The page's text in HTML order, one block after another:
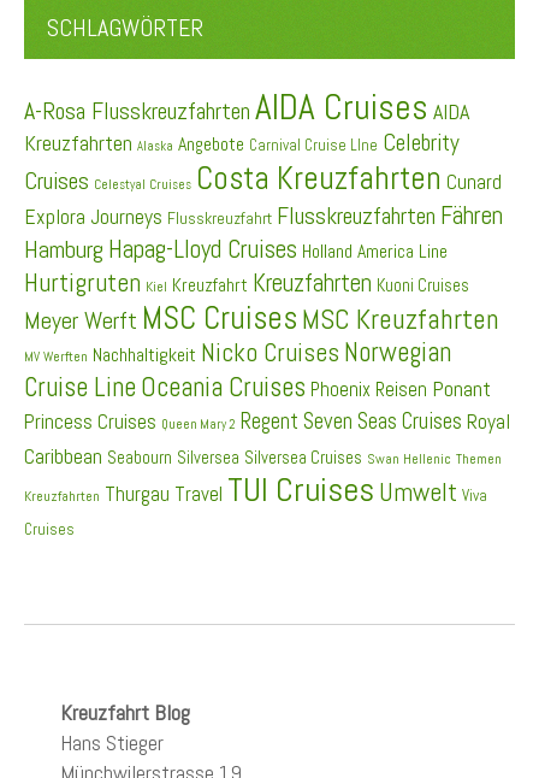
SCHLAGWÖRTER
A-Rosa Flusskreuzfahrten AIDA Cruises AIDA
Kreuzfahrten Alaska Angebote Carnival Cruise LIne Celebrity
Cruises Celestyal Cruises Costa Kreuzfahrten Cunard
Explora Journeys Flusskreuzfahrt Flusskreuzfahrten Fähren
Hamburg Hapag-Lloyd Cruises Holland America Line
Hurtigruten Kiel Kreuzfahrt Kreuzfahrten Kuoni Cruises
Meyer Werft MSC Cruises MSC Kreuzfahrten
MV Werften Nachhaltigkeit Nicko Cruises Norwegian
Cruise Line Oceania Cruises Phoenix Reisen Ponant
Princess Cruises Queen Mary 2 Regent Seven Seas Cruises Royal
Caribbean Seabourn Silversea Silversea Cruises Swan Hellenic Themen
Kreuzfahrten Thurgau Travel TUI Cruises Umwelt Viva
Cruises
Kreuzfahrt Blog
Hans Stieger
Münchwilerstrasse 19